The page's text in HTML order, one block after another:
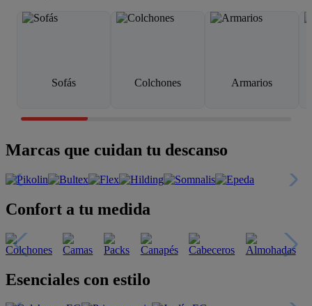
Sofás Colchones Armarios
Marcas que cuidan tu descanso
Confort a tu medida
Esenciales con estilo